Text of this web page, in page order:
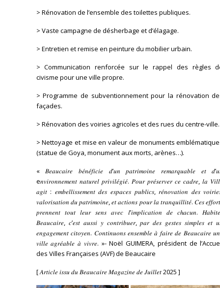
> Rénovation de l’ensemble des toilettes publiques.
> Vaste campagne de désherbage et d’élagage.
> Entretien et remise en peinture du mobilier urbain.
> Communication renforcée sur le rappel des règles
civisme pour une ville propre.
> Programme de subventionnement pour la rénovation
façades.
> Rénovation des voiries agricoles et des rues du centre-ville.
> Nettoyage et mise en valeur de monuments
(statue de Goya, monument aux morts, arènes…).
« 𝐵𝑒𝑎𝑢𝑐𝑎𝑖𝑟𝑒 𝑏𝑒́𝑛𝑒́𝑓𝑖𝑐𝑖𝑒 𝑑’𝑢𝑛 𝑝𝑎𝑡𝑟𝑖𝑚𝑜𝑖𝑛𝑒 𝑟𝑒𝑚𝑎𝑟𝑞𝑢𝑎𝑏𝑙𝑒 𝑒𝑡
e𝑛𝑣𝑖𝑟𝑜𝑛𝑛𝑒𝑚𝑒𝑛𝑡 𝑛𝑎𝑡𝑢𝑟𝑒𝑙 𝑝𝑟𝑖𝑣𝑖𝑙𝑒́𝑔𝑖𝑒́. 𝑃𝑜𝑢𝑟 𝑝𝑟𝑒́𝑠𝑒𝑟𝑣𝑒𝑟 𝑐𝑒 𝑐𝑎𝑑𝑟𝑒, 𝑙𝑎
𝑎𝑔𝑖𝑡 : 𝑒𝑚𝑏𝑒𝑙𝑙𝑖𝑠𝑠𝑒𝑚𝑒𝑛𝑡 𝑑𝑒𝑠 𝑒𝑠𝑝𝑎𝑐𝑒𝑠 𝑝𝑢𝑏𝑙𝑖𝑐𝑠, 𝑟𝑒́𝑛𝑜𝑣𝑎𝑡𝑖𝑜𝑛 𝑑𝑒𝑠
𝑣𝑎𝑙𝑜𝑟𝑖𝑠𝑎𝑡𝑖𝑜𝑛 𝑑𝑢 𝑝𝑎𝑡𝑟𝑖𝑚𝑜𝑖𝑛𝑒, 𝑒𝑡 𝑎𝑐𝑡𝑖𝑜𝑛𝑠 𝑝𝑜𝑢𝑟 𝑙𝑎 𝑡𝑟𝑎𝑛𝑞𝑢𝑖𝑙𝑙𝑖𝑡𝑒́. 𝐶𝑒𝑠
𝑝𝑟𝑒𝑛𝑛𝑒𝑛𝑡 𝑡𝑜𝑢𝑡 𝑙𝑒𝑢𝑟 𝑠𝑒𝑛𝑠 𝑎𝑣𝑒𝑐 𝑙’𝑖𝑚𝑝𝑙𝑖𝑐𝑎𝑡𝑖𝑜𝑛 𝑑𝑒 𝑐ℎ𝑎𝑐𝑢𝑛.
𝐵𝑒𝑎𝑢𝑐𝑎𝑖𝑟𝑒, 𝑐’𝑒𝑠𝑡 𝑎𝑢𝑠𝑠𝑖 𝑦 𝑐𝑜𝑛𝑡𝑟𝑖𝑏𝑢𝑒𝑟, 𝑝𝑎𝑟 𝑑𝑒𝑠 𝑔𝑒𝑠𝑡𝑒𝑠 𝑠𝑖𝑚𝑝𝑙𝑒𝑠 𝑒𝑡
𝑒𝑛𝑔𝑎𝑔𝑒𝑚𝑒𝑛𝑡 𝑐𝑖𝑡𝑜𝑦𝑒𝑛. 𝐶𝑜𝑛𝑡𝑖𝑛𝑢𝑜𝑛𝑠 𝑒𝑛𝑠𝑒𝑚𝑏𝑙𝑒 𝑎̀ 𝑓𝑎𝑖𝑟𝑒 𝑑𝑒 𝐵𝑒𝑎𝑢𝑐𝑎𝑖𝑟𝑒
𝑣𝑖𝑙𝑙𝑒 𝑎𝑔𝑟𝑒́𝑎𝑏𝑙𝑒 𝑎̀ 𝑣𝑖𝑣𝑟𝑒. »- Noël GUIMERA, président de
des Villes Françaises (AVF) de Beaucaire
[ 𝐴𝑟𝑡𝑖𝑐𝑙𝑒 𝑖𝑠𝑠𝑢 𝑑𝑢 𝐵𝑒𝑎𝑢𝑐𝑎𝑖𝑟𝑒 𝑀𝑎𝑔𝑎𝑧𝑖𝑛𝑒 𝑑𝑒 𝐽𝑢𝑖𝑙𝑙𝑒𝑡 2025 ]